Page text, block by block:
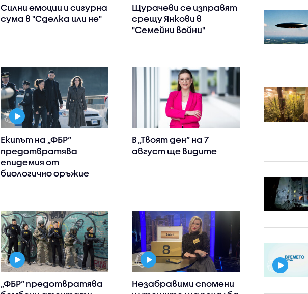
Силни емоции и сигурна
сума в "Сделка или не"
Щурачеви се изправят
срещу Янкови в
"Семейни войни"
Екипът на „ФБР“
предотвратява
епидемия от
биологично оръжие
В „Твоят ден” на 7
август ще видите
„ФБР“ предотвратява
Незабравими спомени